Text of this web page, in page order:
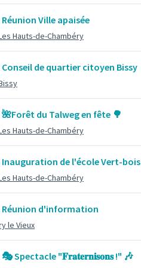
Réunion Ville apaisée
Hauts-de-Chambéry
Conseil de quartier citoyen Bissy
🌺Forêt du Talweg en fête 🌳
Hauts-de-Chambéry
Inauguration de l'école Vert-bois
Hauts-de-Chambéry
Réunion d'information
le Vieux
🎭 Spectacle "𝐅𝐫𝐚𝐭𝐞𝐫𝐧𝐢𝐬𝐨𝐧𝐬 !" 🎶